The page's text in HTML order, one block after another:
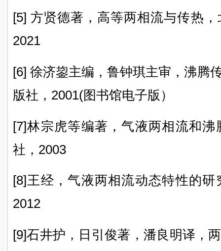
[5] 方贤德著，高等两相流与传热
2021
[6] 徐济鋆主编，鲁钟琪主审，沸腾
版社，2001(图书馆电子版）
[7]林宗虎等编著，气液两相流和
社，2003
[8]王经，气液两相流动态特性的
2012
[9]石井护，日引俊著，潘良明译，